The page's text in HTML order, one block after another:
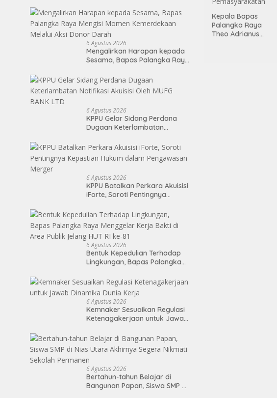
Cup 2026
6 Agustus 2026
Mengalirkan Harapan kepada
Sesama, Bapas Palangka Raya
Melalui Aksi Donor Darah
6 Agustus 2026
KPPU Gelar Sidang Perdana
Dugaan Keterlambatan
BANK LTD
6 Agustus 2026
KPPU Batalkan Perkara Akuisisi
iForte, Soroti Pentingnya
Pengawasan Merger
6 Agustus 2026
Bentuk Kepedulian Terhadap
Lingkungan, Bapas Palangka
Area Publik Jelang HUT RI ke-81
6 Agustus 2026
Kemnaker Sesuaikan Regulasi
Ketenagakerjaan untuk Jawab
6 Agustus 2026
Bertahun-tahun Belajar di
Bangunan Papan, Siswa SMP di
Kepala Bapas
Palangka Raya
Theo Adrianus